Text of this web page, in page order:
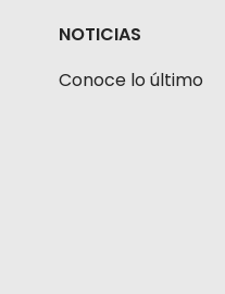
NOTICIAS
Conoce lo último